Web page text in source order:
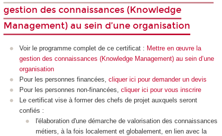
gestion des connaissances (Knowledge
Management) au sein d’une organisation
Voir le programme complet de ce certificat : Mettre en œuvre la
gestion des connaissances (Knowledge Management) au sein d’une
organisation
Pour les personnes financées, cliquer ici pour demander un devis
Pour les personnes non-financées, cliquer ici pour vous inscrire
Le certificat vise à former des chefs de projet auxquels seront
confiés :
l'élaboration d'une démarche de valorisation des connaissances
métiers, à la fois localement et globalement, en lien avec la